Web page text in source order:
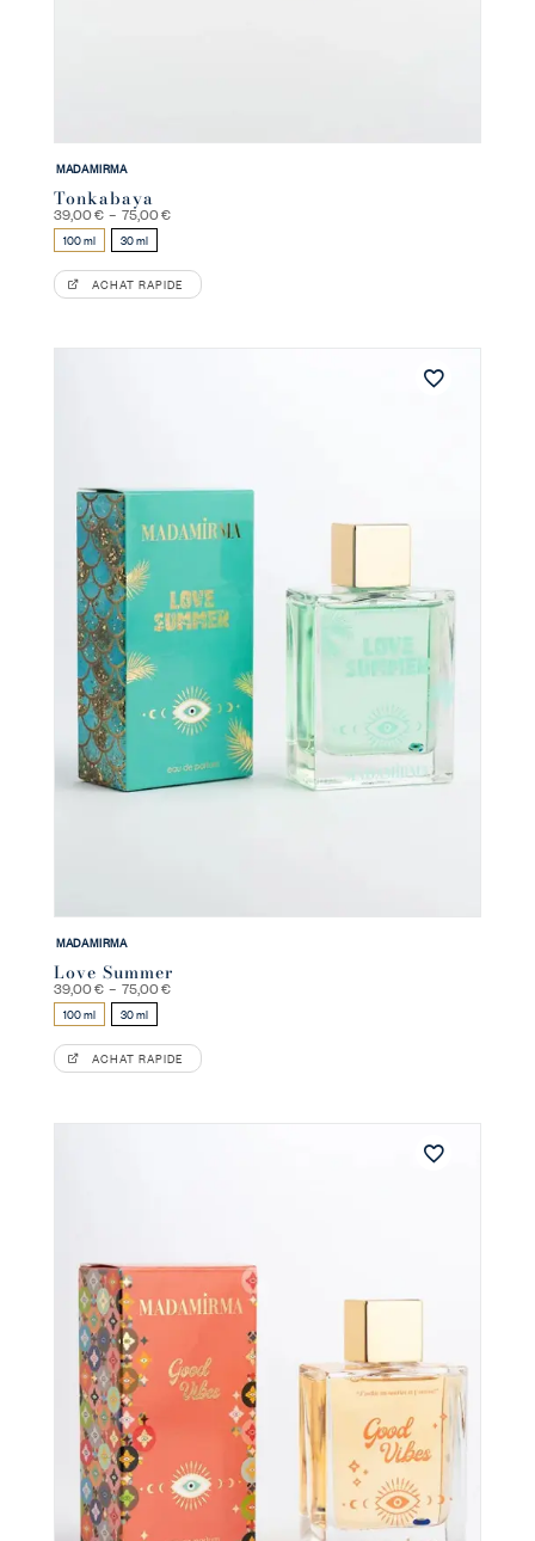
MADAMIRMA
Tonkabaya
39,00€ – 75,00€Plage
à
75,00 €
100 ml 30 ml
ACHAT RAPIDE
MADAMIRMA
Love Summer
39,00€ – 75,00€Plage
à
75,00 €
100 ml 30 ml
ACHAT RAPIDE